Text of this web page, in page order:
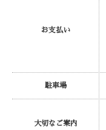
お支払い
駐車場
大切なご案内